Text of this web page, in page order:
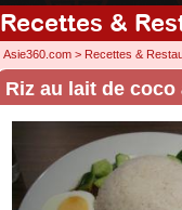
Recettes &
Asie360.com > Recettes &
Riz au lait de